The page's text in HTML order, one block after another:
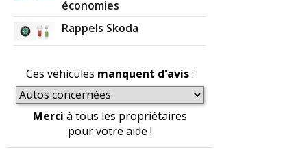
économies
Rappels Skoda
Ces véhicules manquent d'avis:
Merci à tous les propriétaires
pour votre aide !